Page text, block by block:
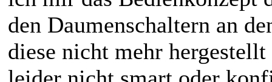
den Daumenschaltern an
diese nicht mehr